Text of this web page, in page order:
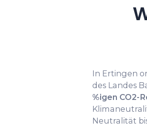
In Ertingen
des Landes
%igen CO2-
Neutralität